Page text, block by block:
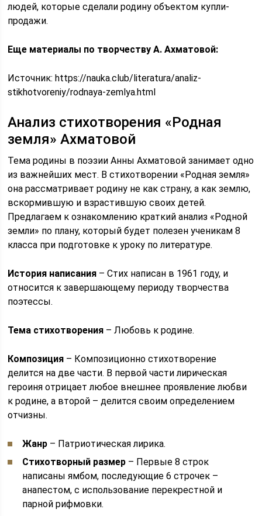
людей, которые сделали родину объектом купли-
продажи.
Еще материалы по творчеству А. Ахматовой:
Источник:https://nauka.club/literatura/analiz-
stikhotvoreniy/rodnaya-zemlya.html
Анализ стихотворения «Родная
земля» Ахматовой
Тема родины в поэзии Анны Ахматовой занимает одно
из важнейших мест. В стихотворении «Родная земля»
она рассматривает родину не как страну, а как землю,
вскормившую и взрастившую своих детей.
Предлагаем к ознакомлению краткий анализ «Родной
земли» по плану, который будет полезен ученикам 8
класса при подготовке к уроку по литературе.
История написания – Стих написан в 1961 году, и
относится к завершающему периоду творчества
поэтессы.
Тема стихотворения – Любовь к родине.
Композиция – Композиционно стихотворение
делится на две части. В первой части лирическая
героиня отрицает любое внешнее проявление любви
к родине, а второй – делится своим определением
отчизны.
Жанр – Патриотическая лирика.
Стихотворный размер – Первые 8 строк
написаны ямбом, последующие 6 строчек –
анапестом, с использование перекрестной и
парной рифмовки.